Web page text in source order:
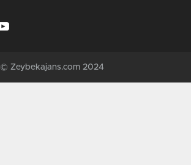
© Zeybekajans.com 2024